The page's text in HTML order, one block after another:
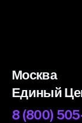
Москва
Единый
8 (800)